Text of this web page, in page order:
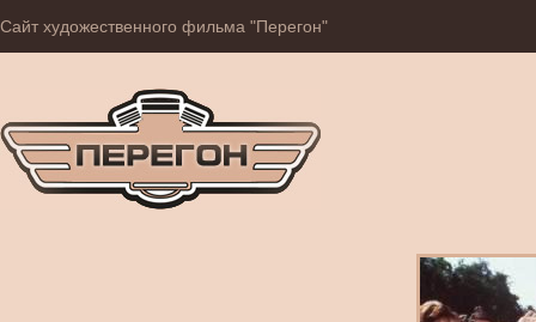
Сайт художественного фильма "Перегон"